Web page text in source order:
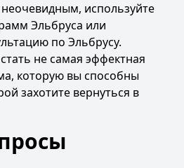
используйте
Эльбруса или
по Эльбрусу.
не самая эффектная
которую вы способны
захотите вернуться в